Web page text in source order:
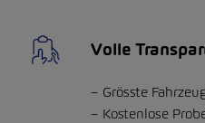
Volle
Grösste
Kostenlose